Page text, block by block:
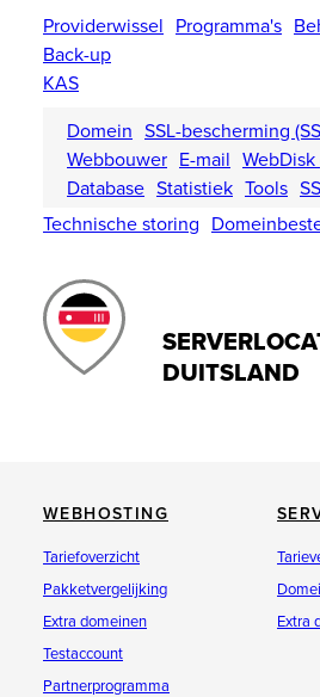
Providerwissel Programma's
Back-up
KAS
Domein SSL-bescherming
Webbouwer E-mail
Database Statistiek Tools
Technische storing
DUITSLAND
WEBHOSTING
Tariefoverzicht
Pakketvergelijking
Extra domeinen
Testaccount
Partnerprogramma
Extra